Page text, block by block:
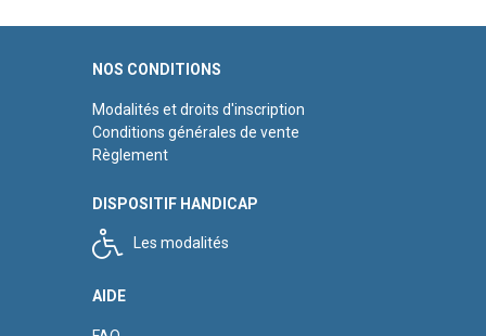
NOS CONDITIONS
Modalités et droits d'inscription
Conditions générales de vente
Règlement
DISPOSITIF HANDICAP
Les modalités
AIDE